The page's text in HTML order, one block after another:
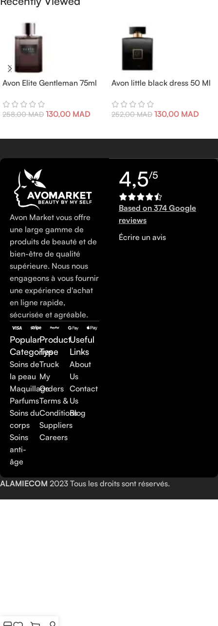
Avon Elite Gentleman 75ml
258,00MAD 130,00 MAD
Avon little black dress 50 Ml
252,00MAD 130,00 MAD
Avon Market vous offre
une large gamme de
produits de beauté et de
bien-être de qualité
supérieure. Nous nous
engageons à vous fournir
une expérience d'achat
en ligne rapide,
sécurisée et agréable.
Popular
Categories
Soins de
la peau
Maquillage
Parfums
Soins du
corps
Soins
anti-
âge
Product
Type
Truck
My
Orders
Terms &
Conditions
Suppliers
Careers
Useful
Links
About
Us
Contact
Us
Blog
4,5/5
Based on 374 Google
reviews
Écrire un avis
ALAMIECOM 2023 Tous les droits sont réservés.